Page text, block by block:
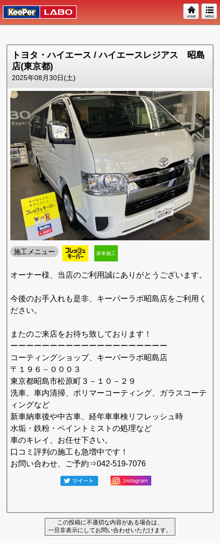
トヨタ・ハイエース / ハイエースレジアス 昭島
店(東京都)
2025年08月30日(土)
施工メニュー 新車施工
オーナー様、当店のご利用誠にありがとうございます。
今後のお手入れも是非、キーパーラボ昭島店をご利用く
ださい。
またのご来店をお待ち致しております！
ーーーーーーーーーーーーーーーーーーーー
コーティングショップ、キーパーラボ昭島店
〒１９６－０００３
東京都昭島市松原町３－１０－２９
洗車、車内清掃、ポリマーコーティング、ガラスコーテ
ィングなど
新車納車後や中古車、経年車車検リフレッシュ時
水垢・鉄粉・ペイントミストの処理など
車のキレイ、お任せ下さい。
口コミ評判の施工も急増中です！
お問い合わせ、ご予約⇒042-519-7076
この投稿に不適切な内容がある場合は、
一旦非表示にしてお問い合わせいただけます。